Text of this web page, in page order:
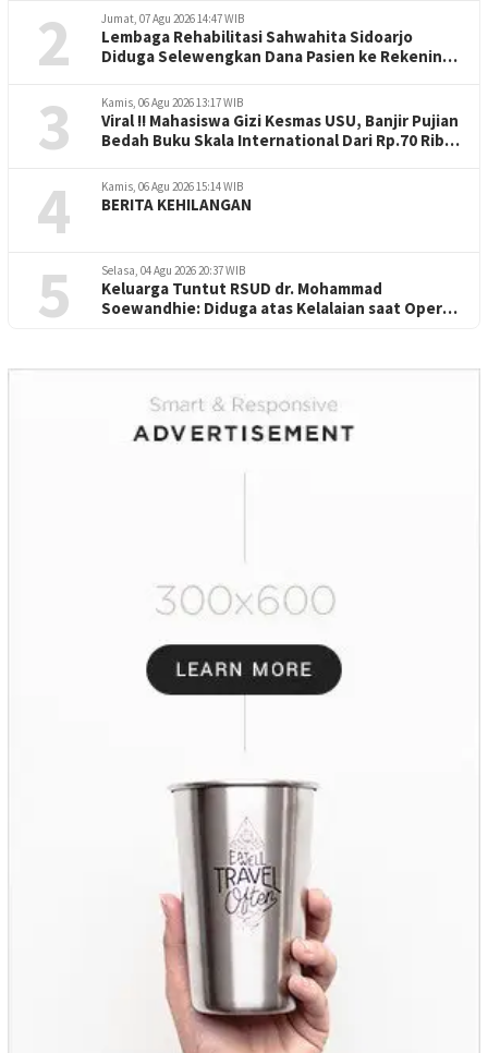
2 Jumat, 07 Agu 2026 14:47 WIB
Lembaga Rehabilitasi Sahwahita Sidoarjo
Diduga Selewengkan Dana Pasien ke Rekening
3 Kamis, 06 Agu 2026 13:17 WIB
Viral !! Mahasiswa Gizi Kesmas USU, Banjir Pujian
Bedah Buku Skala International Dari Rp.70 Ribu
4 Kamis, 06 Agu 2026 15:14 WIB
BERITA KEHILANGAN
5 Selasa, 04 Agu 2026 20:37 WIB
Keluarga Tuntut RSUD dr. Mohammad
Soewandhie: Diduga atas Kelalaian saat Operasi